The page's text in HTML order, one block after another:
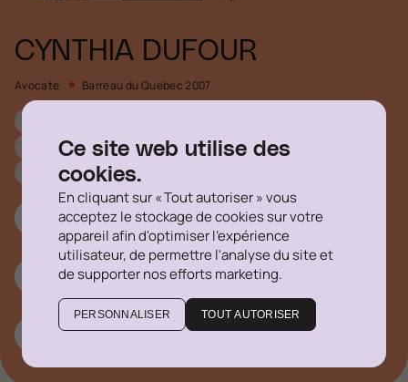
Ce site web utilise des
cookies.
En cliquant sur « Tout autoriser » vous
acceptez le stockage de cookies sur votre
appareil afin d'optimiser l'expérience
utilisateur, de permettre l'analyse du site et
de supporter nos efforts marketing.
PERSONNALISER TOUT AUTORISER
CYNTHIA DUFOUR
Avocate Barreau du Québec 2007
Droit du travail et des ressources humaines
Droit corporatif
514 316-1355 #765
cdufour@delegatus.ca
Linkedin